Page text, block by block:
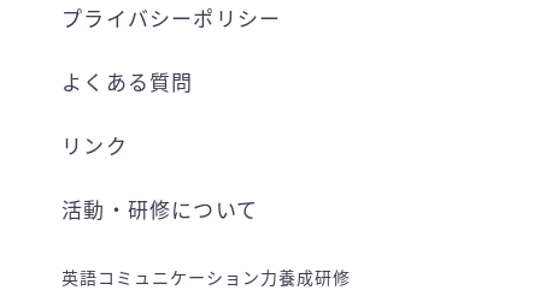
プライバシーポリシー
よくある質問
リンク
活動・研修について
英語コミュニケーション力養成研修